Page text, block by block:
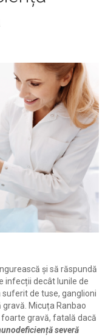
și să răspundă
infecții decât lunile de
suferit de tuse, ganglioni
Micuța Ranbao
gravă, fatală dacă
severă